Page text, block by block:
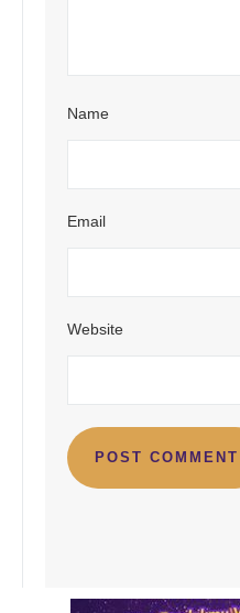
Name
Email
Website